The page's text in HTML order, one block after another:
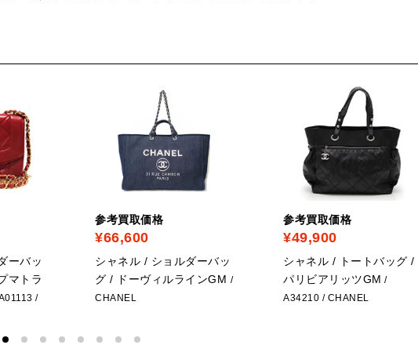
ーバッ
マトラ
/
参考買取価格
¥66,600
シャネル / ショルダーバッ
グ / ドーヴィルラインGM /
CHANEL
参考買取価格
¥49,900
シャネル / トートバッグ /
パリビアリッツGM /
A34210 / CHANEL